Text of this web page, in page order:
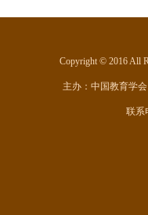
Copyright © 2016 All
主办： 中国教育学
联系